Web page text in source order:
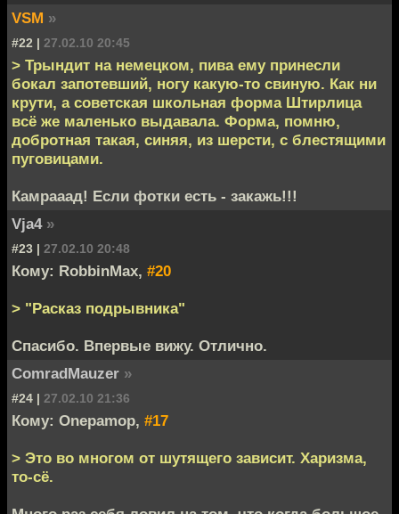
VSM »
#22 | 27.02.10 20:45
> Трындит на немецком, пива ему принесли
бокал запотевший, ногу какую-то свиную. Как ни
крути, а советская школьная форма Штирлица
всё же маленько выдавала. Форма, помню,
добротная такая, синяя, из шерсти, с блестящими
пуговицами.
Камрааад! Если фотки есть - закажь!!!
Vja4 »
#23 | 27.02.10 20:48
Кому: RobbinMax, #20
> "Расказ подрывника"
Спасибо. Впервые вижу. Отлично.
ComradMauzer »
#24 | 27.02.10 21:36
Кому: Onepamop, #17
> Это во многом от шутящего зависит. Харизма,
то-сё.